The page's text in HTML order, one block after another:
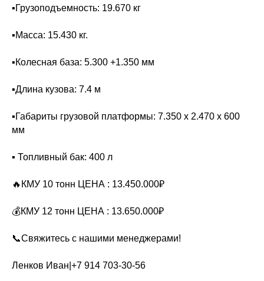
▪️Грузоподъемность: 19.670 кг
▪️Масса: 15.430 кг.
▪️Колесная база: 5.300 +1.350 мм
▪️Длина кузова: 7.4 м
▪️Габариты грузовой платформы: 7.350 х 2.470 х 600
мм
▪️ Топливный бак: 400 л
🔥КМУ 10 тонн ЦЕНА : 13.450.000₽
💰КМУ 12 тонн ЦЕНА : 13.650.000₽
📞Свяжитесь с нашими менеджерами!
Ленков Иван|+7 914 703-30-56